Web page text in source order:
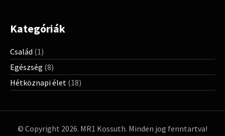
Kategóriák
Család (1)
Egészség (8)
Hétköznapi élet (18)
© Copyright 2026. MR1 Kossuth. Minden jog fenntartva!